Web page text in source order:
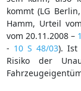
kommt (LG
Hamm, Urteil
vom 20.11.2008 –
- 10 S 48/03). Ist
Risiko der